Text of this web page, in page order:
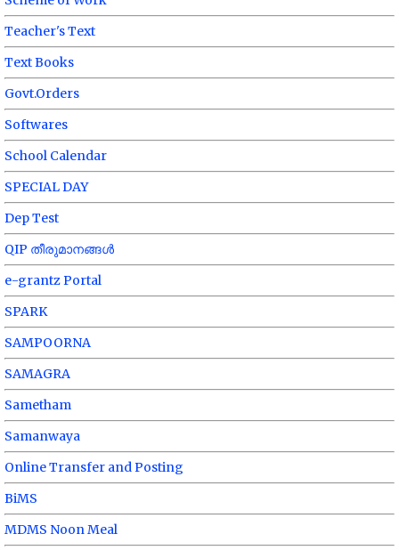
Teacher's Text
Text Books
Govt.Orders
Softwares
School Calendar
SPECIAL DAY
Dep Test
QIP തീരുമാനങ്ങൾ
e-grantz Portal
SPARK
SAMPOORNA
SAMAGRA
Sametham
Samanwaya
Online Transfer and Posting
BiMS
MDMS Noon Meal